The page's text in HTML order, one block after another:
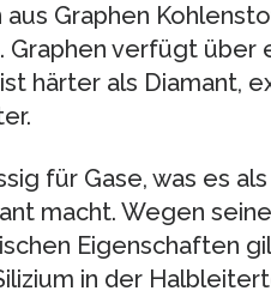
Graphen
Graphen verfügt über
härter als Diamant,
für Gase, was es
macht. Wegen
Eigenschaften
in der